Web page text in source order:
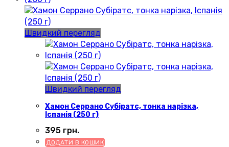
Швидкий перегляд
Швидкий перегляд
Хамон Серрано Субіратс, тонка нарізка,
Іспанія (250 г)
395 грн.
ДОДАТИ В КОШИК